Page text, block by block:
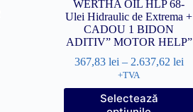
WERTHA OIL HLP 68-
Ulei Hidraulic de Extrema +
CADOU 1 BIDON
ADITIV” MOTOR HELP”
367,83 lei – 2.637,62 lei
+TVA
Selectează
Acest
produs